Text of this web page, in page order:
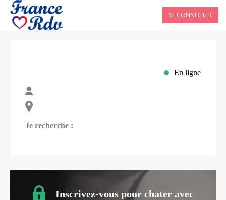
SE CONNECTER
En ligne
Je recherche :
Inscrivez-vous pour chater avec